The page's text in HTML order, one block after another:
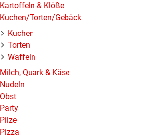
Kartoffeln & Klöße
Kuchen/Torten/Gebäck
Kuchen
Torten
Waffeln
Milch, Quark & Käse
Nudeln
Obst
Party
Pilze
Pizza